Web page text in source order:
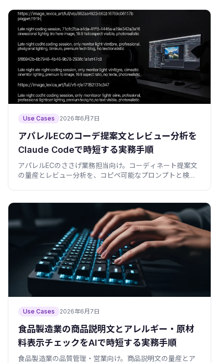
Use Cases 2026年6月7日
アパレルECのコーデ提案文とレビュー分析を
Claude Codeで時短する実務手順
アパレルECのささげ業務担当向け。コーディネート提案文
の量産とレビュー分析を、コピペ可能なプロンプトと検証
Use Cases 2026年6月7日
食品製造業の商品説明文とアレルギー・原材
料表示チェックをAIで時短する実務手順
食品製造業の品質管理・営業向け。商品説明文の量産とア